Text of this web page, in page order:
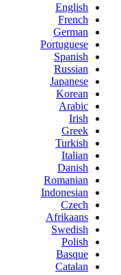
English
French
German
Portuguese
Spanish
Russian
Japanese
Korean
Arabic
Irish
Greek
Turkish
Italian
Danish
Romanian
Indonesian
Czech
Afrikaans
Swedish
Polish
Basque
Catalan